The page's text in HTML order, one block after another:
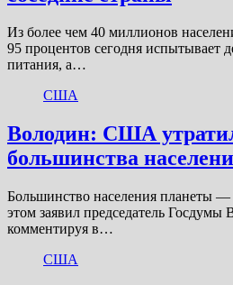
Из более чем 40 миллионов
95 процентов сегодня испытывает
питания, а…
США
Володин: США
большинства
Большинство населения планеты
этом заявил председатель Госдумы
комментируя в…
США